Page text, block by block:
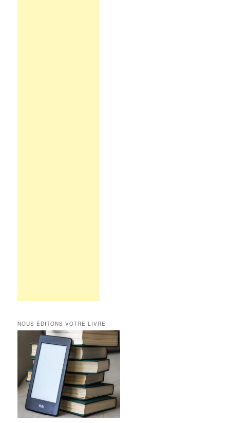
NOUS ÉDITONS VOTRE LIVRE